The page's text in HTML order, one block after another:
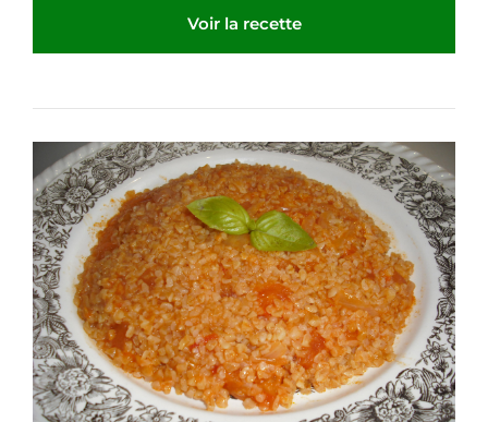
Voir la recette